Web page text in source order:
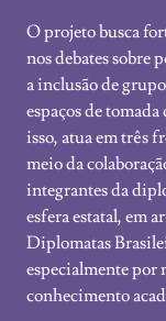
O projeto busca
nos debates sobre
a inclusão de
espaços de
isso, atua em três
meio da
integrantes da
esfera estatal, em
Diplomatas
especialmente por
conhecimento